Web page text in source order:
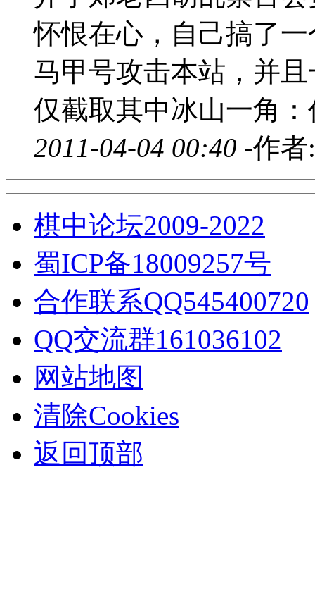
怀恨在心，自己搞了
马甲号攻击本站，并
仅截取其中冰山一角
2011-04-04 00:40 -作
棋中论坛2009-2022
蜀ICP备18009257号
合作联系QQ545400720
QQ交流群161036102
网站地图
清除Cookies
返回顶部